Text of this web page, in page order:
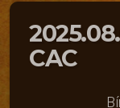
CAC